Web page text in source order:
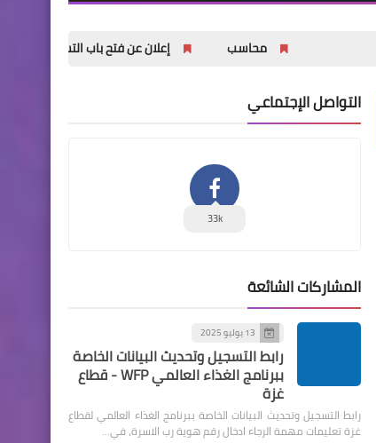
إعلان عن فتح باب التسجيل للشباب والشابات
التواصل الإجتماعي
33k
المشاركات الشائعة
13 يوليو 2025
رابط التسجيل وتحديث البيانات الخاصة
ببرنامج الغذاء العالمي WFP - قطاع
غزة
رابط التسجيل وتحديث البيانات الخاصة ببرنامج الغذاء العالمي لقطاع
غزة تعليمات مهمة الرجاء ادخال رقم هوية رب الاسرة، في…